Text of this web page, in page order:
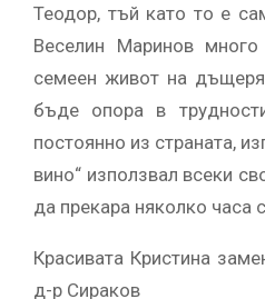
Теодор, тъй като то е
Веселин Маринов
семеен живот на
бъде опора в
постоянно из страната,
вино“ използвал всеки
да прекара няколко часа
Красивата Кристина
д-р Сираков